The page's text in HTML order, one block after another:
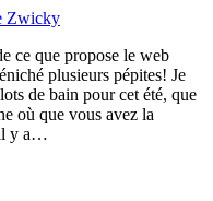
Zwicky
ce que propose le web
plusieurs pépites! Je
de bain pour cet été, que
où que vous avez la
il y a…